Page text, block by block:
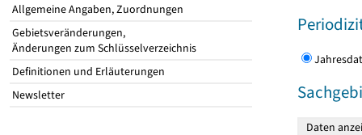
Allgemeine Angaben, Zuordnungen
Gebietsveränderungen,
Änderungen zum Schlüsselverzeichnis
Definitionen und Erläuterungen
Newsletter